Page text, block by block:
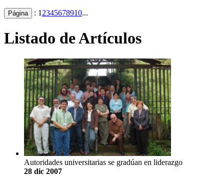
Página : 1 2345678910...
Listado de Artículos
Autoridades universitarias se gradúan en liderazgo
28 dic 2007